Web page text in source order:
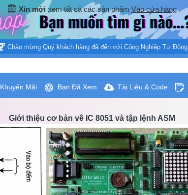
Xin mời xem tất cả các sản phẩm Vào cửa hàng
Chào mừng Quý khách hàng đã đến với Công Nghiệp Tự Động
Khuyến Mãi Bạn Đã Xem Tài Liệu & Code
Giới thiệu cơ bản về IC 8051 và tập lệnh ASM